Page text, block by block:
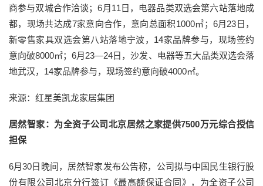
商参与双城合作洽谈；6月11日，电器品类双选会第六站落地成
都，现场共达成7家意向合作，意向总面积1000㎡；6月23日，
新零售家具双选会第八站落地宁波，14家品牌参与，现场签约
意向破8000㎡；6月23—24日，沙发、电器等五大品类双选会落
地武汉，14家品牌参与，现场签约意向破4000㎡。
来源：红星美凯龙家居集团
居然智家：为全资子公司北京居然之家提供7500万元综合授信
担保
6月30日晚间，居然智家发布公告称，公司拟与中国民生银行股
份有限公司北京分行签订《最高额保证合同》，为全资子公司